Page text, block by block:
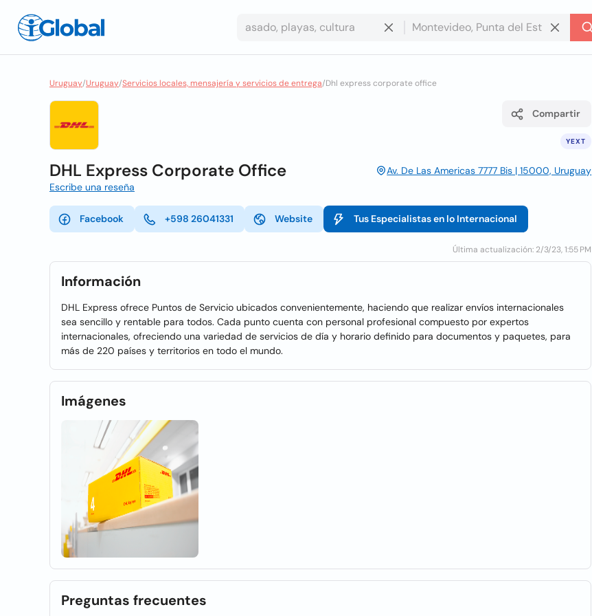
Uruguay/Uruguay/Servicios locales, mensajería y servicios de entrega/Dhl express corporate office
YEXT
Compartir
DHL Express Corporate Office
Av. De Las Americas 7777 Bis | 15000, Uruguay
Escribe una reseña
Facebook +598 26041331 Website Tus Especialistas en lo Internacional
Última actualización: 2/3/23, 1:55 PM
Información
DHL Express ofrece Puntos de Servicio ubicados convenientemente, haciendo que realizar envíos internacionales
sea sencillo y rentable para todos. Cada punto cuenta con personal profesional compuesto por expertos
internacionales, ofreciendo una variedad de servicios de día y horario definido para documentos y paquetes, para
más de 220 países y territorios en todo el mundo.
Imágenes
Preguntas frecuentes